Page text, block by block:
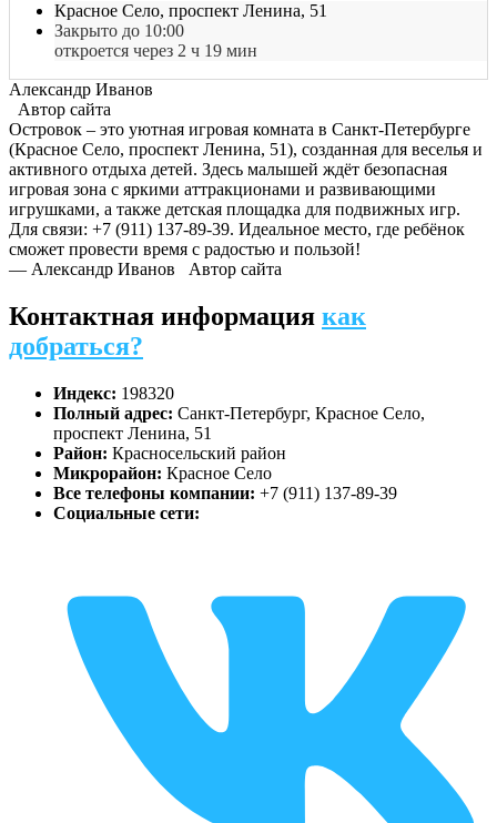
Красное Село, проспект Ленина, 51
Закрыто до 10:00
откроется через 2 ч 19 мин
Александр Иванов
Автор сайта
Островок – это уютная игровая комната в Санкт-Петербурге
(Красное Село, проспект Ленина, 51), созданная для веселья и
активного отдыха детей. Здесь малышей ждёт безопасная
игровая зона с яркими аттракционами и развивающими
игрушками, а также детская площадка для подвижных игр.
Для связи: +7 (911) 137-89-39. Идеальное место, где ребёнок
сможет провести время с радостью и пользой!
— Александр Иванов Автор сайта
Контактная информация как
добраться?
Индекс: 198320
Полный адрес: Санкт-Петербург, Красное Село,
проспект Ленина, 51
Район: Красносельский район
Микрорайон: Красное Село
Все телефоны компании: +7 (911) 137-89-39
Социальные сети: